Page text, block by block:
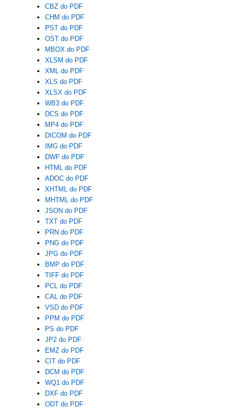
CBZ do PDF
CHM do PDF
PST do PDF
OST do PDF
MBOX do PDF
XLSM do PDF
XML do PDF
XLS do PDF
XLSX do PDF
WB3 do PDF
DCS do PDF
MP4 do PDF
DICOM do PDF
IMG do PDF
DWF do PDF
HTML do PDF
ADOC do PDF
XHTML do PDF
MHTML do PDF
JSON do PDF
TXT do PDF
PRN do PDF
PNG do PDF
JPG do PDF
BMP do PDF
TIFF do PDF
PCL do PDF
CAL do PDF
VSD do PDF
PPM do PDF
PS do PDF
JP2 do PDF
EMZ do PDF
CIT do PDF
DCM do PDF
WQ1 do PDF
DXF do PDF
ODT do PDF